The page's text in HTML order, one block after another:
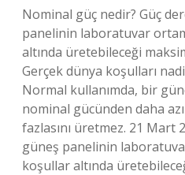
Nominal güç nedir? Güç
panelinin laboratuvar
altında üretebileceği
Gerçek dünya koşulları
Normal kullanımda, bir
nominal gücünden daha
fazlasını üretmez. 21 Mart
güneş panelinin
koşullar altında